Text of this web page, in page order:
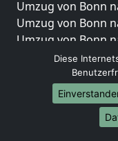
Umzug von Bonn
Umzug von Bonn
Umzug von Bonn
Umzug von Bonn
Umzug von Bonn
Umzug von Bonn
Umzug von Bonn
Umzug von Bonn
Diese